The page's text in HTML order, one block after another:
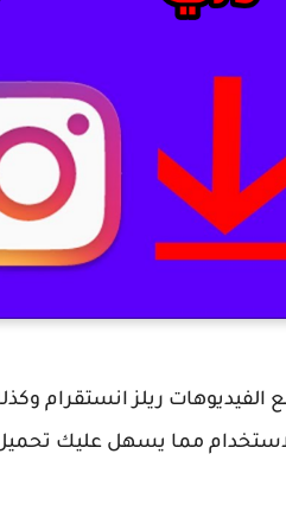
ريلز انستقرام